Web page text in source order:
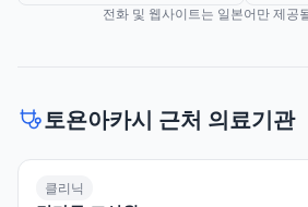
전화 및 웹사이트는 일본어만 제공
토욘아카시 근처 의료기관
클리닉